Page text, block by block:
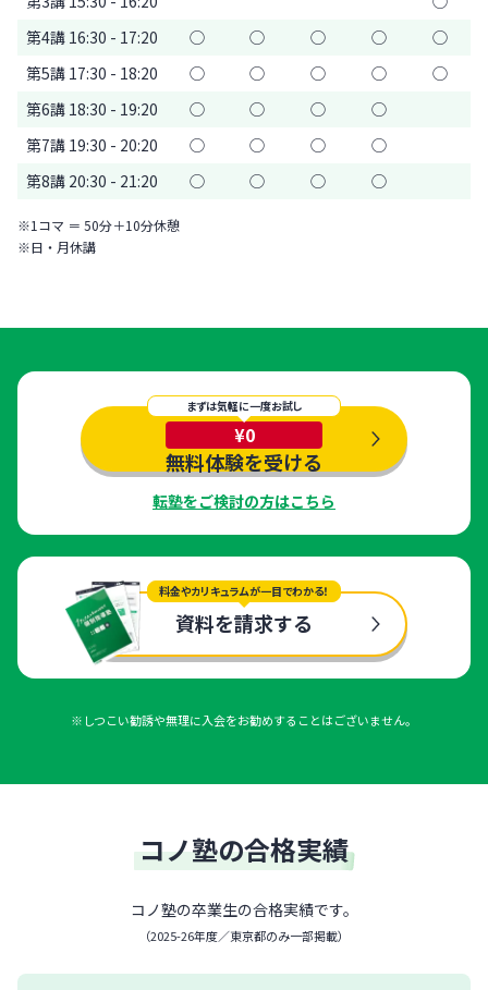
第4講 16:30 - 17:20
◯ ◯ ◯ ◯
◯
第5講 17:30 - 18:20
◯ ◯ ◯ ◯
◯
第6講 18:30 - 19:20
◯ ◯ ◯
◯
第7講 19:30 - 20:20
◯ ◯ ◯
◯
第8講 20:30 - 21:20
◯ ◯ ◯ ◯
※1コマ ＝ 50分＋10分休憩
※日・月休講
まずは気軽に一度お試し
¥0
無料体験を受ける
転塾をご検討の方はこちら
料金やカリキュラムが一目でわかる！
資料を請求する
※しつこい勧誘や無理に入会をお勧めすることはございません。
コノ塾の合格実績
コノ塾の卒業生の合格実績です。
（2025-26年度／東京都のみ一部掲載）